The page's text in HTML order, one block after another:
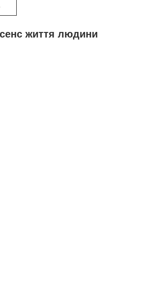
життя людини